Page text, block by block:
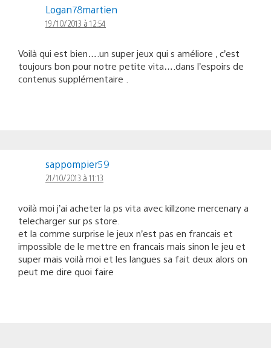
Logan78martien
19/10/2013 à 12:54
Voilà qui est bien….un super jeux qui s améliore , c’est
toujours bon pour notre petite vita….dans l’espoirs de
contenus supplémentaire .
sappompier59
21/10/2013 à 11:13
voilà moi j’ai acheter la ps vita avec killzone mercenary a
telecharger sur ps store.
et la comme surprise le jeux n’est pas en francais et
impossible de le mettre en francais mais sinon le jeu et
super mais voilà moi et les langues sa fait deux alors on
peut me dire quoi faire